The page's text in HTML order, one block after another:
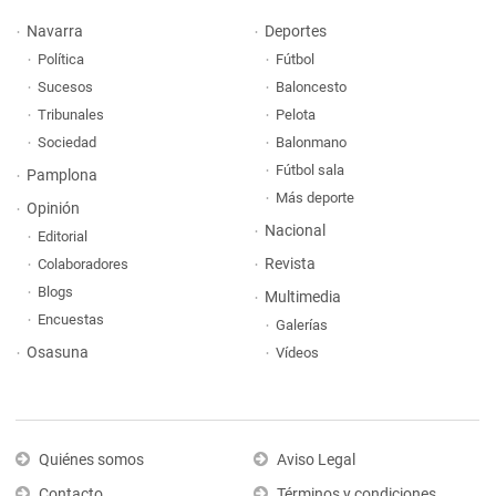
Navarra
Política
Sucesos
Tribunales
Sociedad
Pamplona
Opinión
Editorial
Colaboradores
Blogs
Encuestas
Osasuna
Deportes
Fútbol
Baloncesto
Pelota
Balonmano
Fútbol sala
Más deporte
Nacional
Revista
Multimedia
Galerías
Vídeos
Quiénes somos
Aviso Legal